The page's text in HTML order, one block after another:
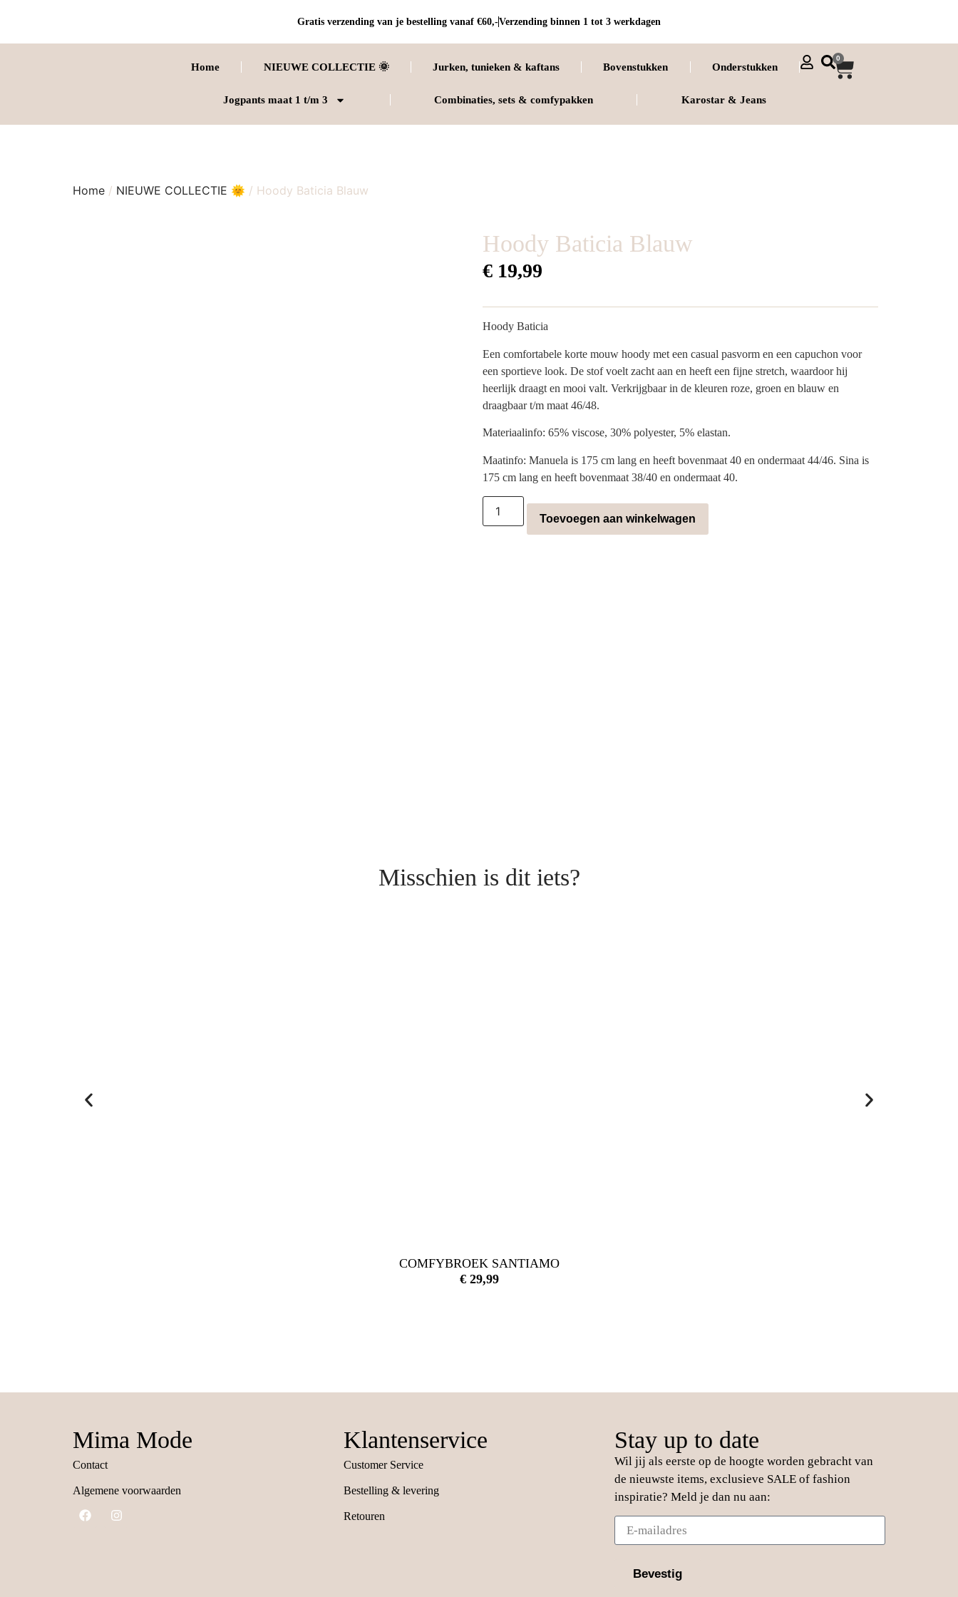
Gratis verzending van je bestelling vanaf €60,-Verzending binnen 1 tot 3 werkdagen
Home NIEUWE COLLECTIE 🌞 Jurken, tunieken & kaftans Bovenstukken Onderstukken
Jogpants maat 1 t/m 3 Combinaties, sets & comfypakken Karostar & Jeans
0
Home / NIEUWE COLLECTIE 🌞 / Hoody Baticia Blauw
Hoody Baticia Blauw
€19,99
Hoody Baticia
Een comfortabele korte mouw hoody met een casual pasvorm en een capuchon voor
een sportieve look. De stof voelt zacht aan en heeft een fijne stretch, waardoor hij
heerlijk draagt en mooi valt. Verkrijgbaar in de kleuren roze, groen en blauw en
draagbaar t/m maat 46/48.
Materiaalinfo: 65% viscose, 30% polyester, 5% elastan.
Maatinfo: Manuela is 175 cm lang en heeft bovenmaat 40 en ondermaat 44/46. Sina is
175 cm lang en heeft bovenmaat 38/40 en ondermaat 40.
Toevoegen aan winkelwagen
Misschien is dit iets?
COMFYBROEK SANTIAMO
€29,99
Mima Mode
Contact
Algemene voorwaarden
Klantenservice
Customer Service
Bestelling & levering
Retouren
Stay up to date
Wil jij als eerste op de hoogte worden gebracht van
de nieuwste items, exclusieve SALE of fashion
inspiratie? Meld je dan nu aan:
Bevestig